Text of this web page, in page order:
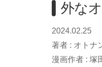
外な
2024.02.25
著者 : オトナ
漫画作者 : 塚